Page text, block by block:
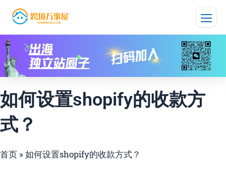
内
容
如何设置shopify的收款方
式？
首页 »如何设置shopify的收款方式？